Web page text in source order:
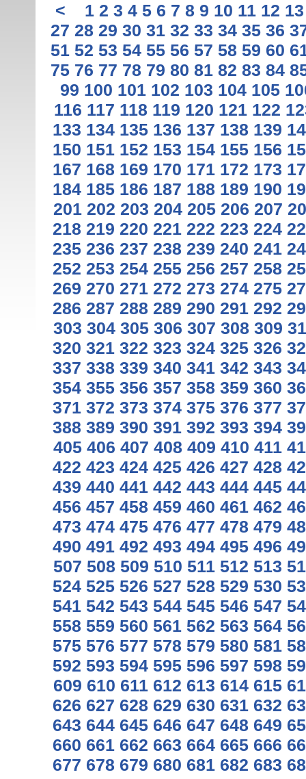
< 1 2 3 4 5 6 7 8 9 10 11 12 13
27 28 29 30 31 32 33 34 35 36
51 52 53 54 55 56 57 58 59 60
75 76 77 78 79 80 81 82 83 84
99 100 101 102 103 104 105
116 117 118 119 120 121 122
133 134 135 136 137 138 139
150 151 152 153 154 155 156
167 168 169 170 171 172 173
184 185 186 187 188 189 190
201 202 203 204 205 206 207
218 219 220 221 222 223 224
235 236 237 238 239 240 241
252 253 254 255 256 257 258
269 270 271 272 273 274 275
286 287 288 289 290 291 292
303 304 305 306 307 308 309
320 321 322 323 324 325 326
337 338 339 340 341 342 343
354 355 356 357 358 359 360
371 372 373 374 375 376 377
388 389 390 391 392 393 394
405 406 407 408 409 410 411
422 423 424 425 426 427 428
439 440 441 442 443 444 445
456 457 458 459 460 461 462
473 474 475 476 477 478 479
490 491 492 493 494 495 496
507 508 509 510 511 512 513
524 525 526 527 528 529 530
541 542 543 544 545 546 547
558 559 560 561 562 563 564
575 576 577 578 579 580 581
592 593 594 595 596 597 598
609 610 611 612 613 614 615
626 627 628 629 630 631 632
643 644 645 646 647 648 649
660 661 662 663 664 665 666
677 678 679 680 681 682 683